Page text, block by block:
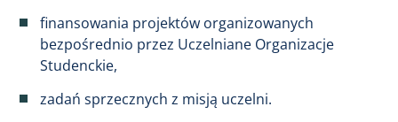
finansowania projektów organizowanych
bezpośrednio przez Uczelniane Organizacje
Studenckie,
zadań sprzecznych z misją uczelni.